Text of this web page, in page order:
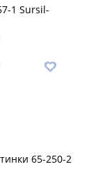
1 Sursil-
65-250-2